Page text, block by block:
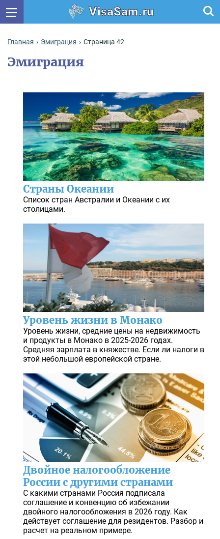
VisaSam.ru
Главная Эмиграция Страница 42
Эмиграция
Страны Океании
Список стран Австралии и Океании с их
столицами.
Уровень жизни в Монако
Уровень жизни, средние цены на недвижимость
и продукты в Монако в 2025-2026 годах.
Средняя зарплата в княжестве. Если ли налоги в
этой небольшой европейской стране.
Двойное налогообложение
России с другими странами
С какими странами Россия подписала
соглашение и конвенцию об избежании
двойного налогообложения в 2026 году. Как
действует соглашение для резидентов. Разбор и
расчет на реальном примере.